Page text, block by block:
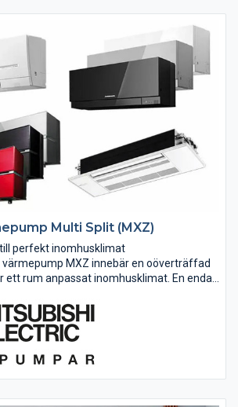
Multi Split (MXZ)
perfekt inomhusklimat
värmepump MXZ innebär en oöverträffad
ett rum anpassat inomhusklimat. En enda
till inte mindre än tre inomhusdelar